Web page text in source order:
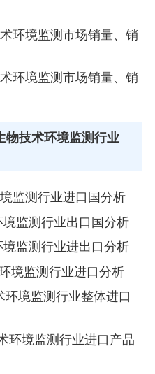
环境监测市场销量、销
环境监测市场销量、销
物技术环境监测行业
监测行业进口国分析
监测行业出口国分析
监测行业进出口分析
境监测行业进口分析
环境监测行业整体进口
环境监测行业进口产品